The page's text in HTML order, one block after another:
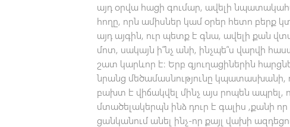
այդ օրվա հացի գումար, ավելի
հողը, որն ամիսներ կամ օրեր հետո բերք
այդ այգին, ուր պետք է գնա, ավելի քան
մոտ, սակայն ի՞նչ անի, ինչպե՞ս վարվի
շատ կարևոր է: Երբ գյուղացիներին
նրանց մեծամասնությունը կպատասխանի,
բախտ է վիճակվել մինչ այս րոպեն ապրել,
մտածելակերպն ինձ դուր է գալիս ,քանի
ցանկանում անել ինչ-որ քայլ վախի